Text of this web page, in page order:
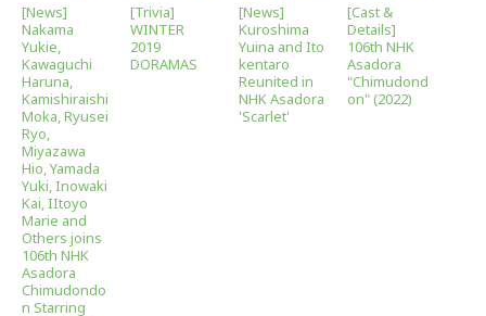
[News]
Nakama
Yukie,
Kawaguchi
Haruna,
Kamishiraishi
Moka, Ryusei
Ryo,
Miyazawa
Hio, Yamada
Yuki, Inowaki
Kai, IItoyo
Marie and
Others joins
106th NHK
Asadora
Chimudondo
n Starring
[Trivia]
WINTER
2019
DORAMAS
[News]
Kuroshima
Yuina and Ito
kentaro
Reunited in
NHK Asadora
'Scarlet'
[Cast &
Details]
106th NHK
Asadora
"Chimudond
on" (2022)